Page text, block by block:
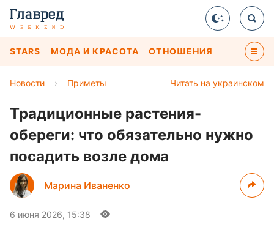
STARS МОДА И КРАСОТА ОТНОШЕНИЯ
Читать на украинском
Новости › Приметы
Традиционные растения-
обереги: что обязательно нужно
посадить возле дома
Марина Иваненко
6 июня 2026, 15:38